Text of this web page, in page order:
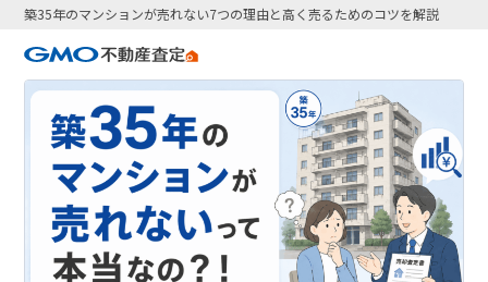
築35年のマンションが売れない7つの理由と高く売るためのコツを解説